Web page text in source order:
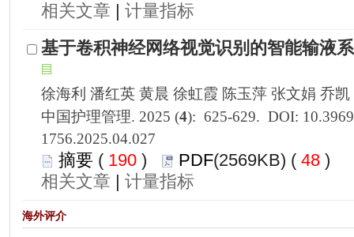
|
1756.2025.04.027
190 ) 48 )
|